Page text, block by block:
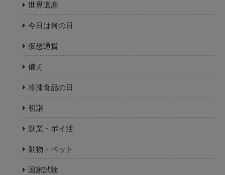
世界遺産
今日は何の日
仮想通貨
備え
冷凍食品の日
初詣
副業・ポイ活
動物・ペット
国家試験